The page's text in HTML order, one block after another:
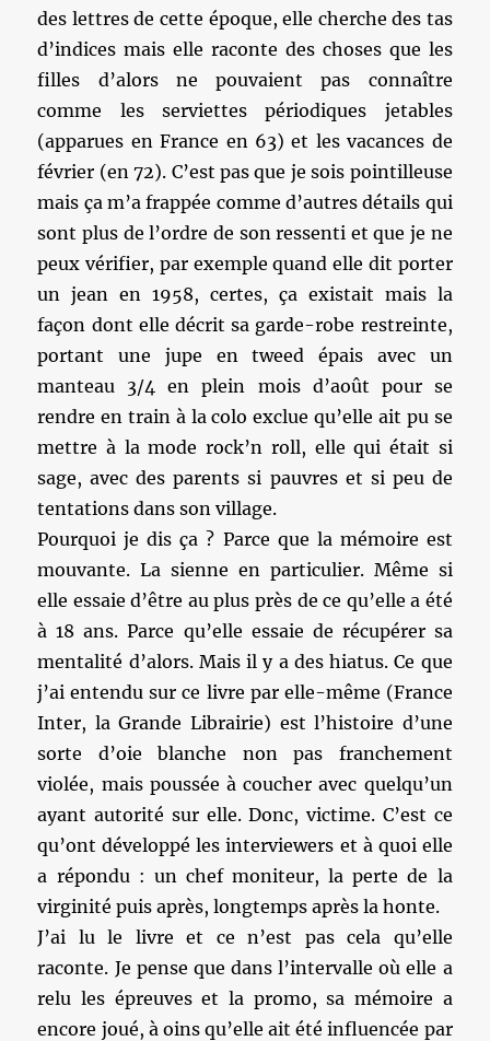
des lettres de cette époque, elle cherche des tas
d’indices mais elle raconte des choses que les
filles d’alors ne pouvaient pas connaître
comme les serviettes périodiques jetables
(apparues en France en 63) et les vacances de
février (en 72). C’est pas que je sois pointilleuse
mais ça m’a frappée comme d’autres détails qui
sont plus de l’ordre de son ressenti et que je ne
peux vérifier, par exemple quand elle dit porter
un jean en 1958, certes, ça existait mais la
façon dont elle décrit sa garde-robe restreinte,
portant une jupe en tweed épais avec un
manteau 3/4 en plein mois d’août pour se
rendre en train à la colo exclue qu’elle ait pu se
mettre à la mode rock’n roll, elle qui était si
sage, avec des parents si pauvres et si peu de
tentations dans son village.
Pourquoi je dis ça ? Parce que la mémoire est
mouvante. La sienne en particulier. Même si
elle essaie d’être au plus près de ce qu’elle a été
à 18 ans. Parce qu’elle essaie de récupérer sa
mentalité d’alors. Mais il y a des hiatus. Ce que
j’ai entendu sur ce livre par elle-même (France
Inter, la Grande Librairie) est l’histoire d’une
sorte d’oie blanche non pas franchement
violée, mais poussée à coucher avec quelqu’un
ayant autorité sur elle. Donc, victime. C’est ce
qu’ont développé les interviewers et à quoi elle
a répondu : un chef moniteur, la perte de la
virginité puis après, longtemps après la honte.
J’ai lu le livre et ce n’est pas cela qu’elle
raconte. Je pense que dans l’intervalle où elle a
relu les épreuves et la promo, sa mémoire a
encore joué, à oins qu’elle ait été influencée par